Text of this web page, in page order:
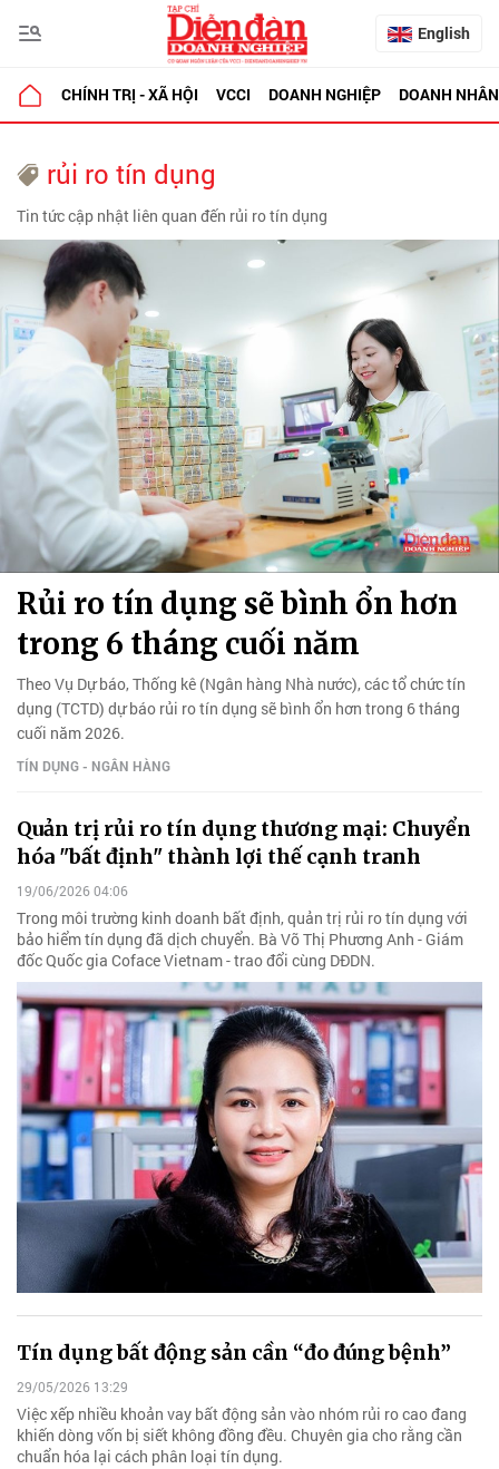
English
CHÍNH TRỊ - XÃ HỘI VCCI DOANH NGHIỆP DOANH NHÂN
rủi ro tín dụng
Tin tức cập nhật liên quan đến rủi ro tín dụng
Rủi ro tín dụng sẽ bình ổn hơn
trong 6 tháng cuối năm
Theo Vụ Dự báo, Thống kê (Ngân hàng Nhà nước), các tổ chức tín
dụng (TCTD) dự báo rủi ro tín dụng sẽ bình ổn hơn trong 6 tháng
cuối năm 2026.
TÍN DỤNG - NGÂN HÀNG
Quản trị rủi ro tín dụng thương mại: Chuyển
hóa "bất định" thành lợi thế cạnh tranh
19/06/2026 04:06
Trong môi trường kinh doanh bất định, quản trị rủi ro tín dụng với
bảo hiểm tín dụng đã dịch chuyển. Bà Võ Thị Phương Anh - Giám
đốc Quốc gia Coface Vietnam - trao đổi cùng DĐDN.
Tín dụng bất động sản cần “đo đúng bệnh”
29/05/2026 13:29
Việc xếp nhiều khoản vay bất động sản vào nhóm rủi ro cao đang
khiến dòng vốn bị siết không đồng đều. Chuyên gia cho rằng cần
chuẩn hóa lại cách phân loại tín dụng.